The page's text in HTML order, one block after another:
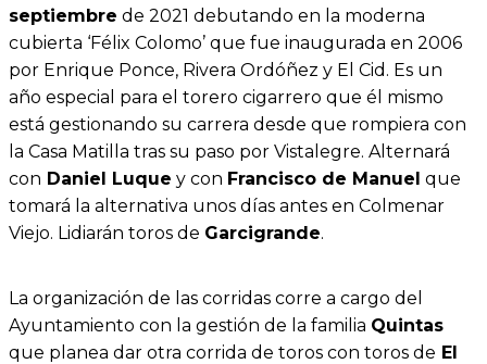
septiembre de 2021 debutando en la moderna
cubierta ‘Félix Colomo’ que fue inaugurada en 2006
por Enrique Ponce, Rivera Ordóñez y El Cid. Es un
año especial para el torero cigarrero que él mismo
está gestionando su carrera desde que rompiera con
la Casa Matilla tras su paso por Vistalegre. Alternará
con Daniel Luque y con Francisco de Manuel que
tomará la alternativa unos días antes en Colmenar
Viejo. Lidiarán toros de Garcigrande.
La organización de las corridas corre a cargo del
Ayuntamiento con la gestión de la familia Quintas
que planea dar otra corrida de toros con toros de El